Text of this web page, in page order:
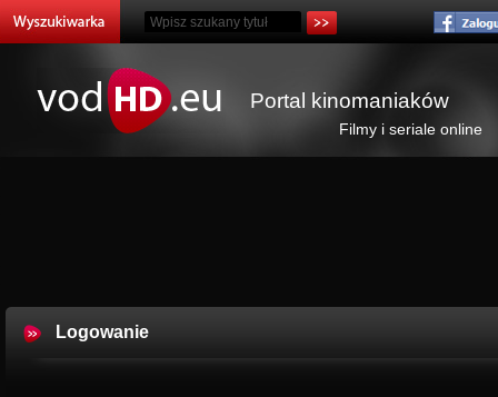
Portal kinomaniaków
Filmy i seriale online
Logowanie